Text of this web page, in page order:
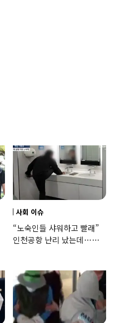
사회 이슈
“노숙인들 샤워하고 빨래”
인천공항 난리 났는데…